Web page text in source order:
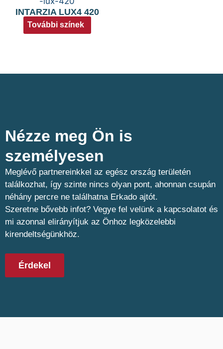
INTARZIA LUX4 420
További színek
Nézze meg Ön is
személyesen​
Meglévő partnereinkkel az egész ország területén
találkozhat, így szinte nincs olyan pont, ahonnan csupán
néhány percre ne találhatna Erkado ajtót.
Szeretne bővebb infot? Vegye fel velünk a kapcsolatot és
mi azonnal elirányítjuk az Önhoz legközelebbi
kirendeltségünkhöz.
Érdekel